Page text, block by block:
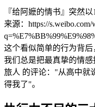
『给阿嬷的情书』突然
来源：https://s.weibo.com/
这个看似简单的行为背
我们总是把最真挚的情
旅人 的评论："从高中就
得我了"。